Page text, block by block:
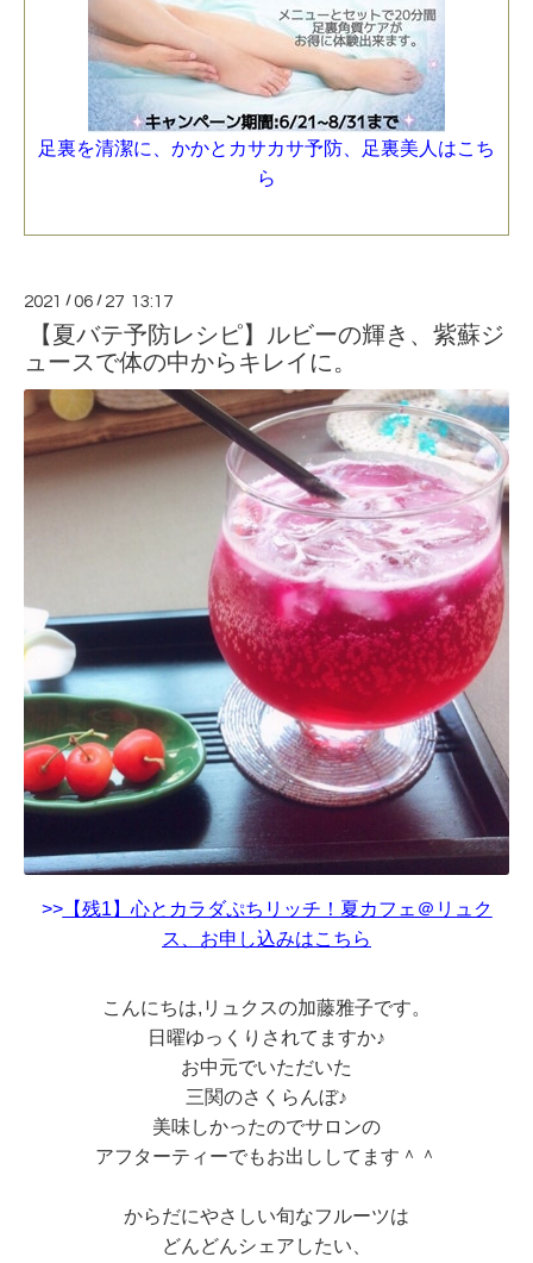
足裏を清潔に、かかとカサカサ予防、足裏美人はこち
ら
2021 /06 / 27 13:17
【夏バテ予防レシピ】ルビーの輝き、紫蘇ジ
ュースで体の中からキレイに。
>>【残1】心とカラダぷちリッチ！夏カフェ＠リュク
ス、お申し込みはこちら
こんにちは,リュクスの加藤雅子です。
日曜ゆっくりされてますか♪
お中元でいただいた
三関のさくらんぼ♪
美味しかったのでサロンの
アフターティーでもお出ししてます＾＾
からだにやさしい旬なフルーツは
どんどんシェアしたい、